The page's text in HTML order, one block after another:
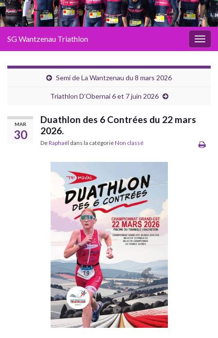
SG Wantzenau Triathlon
Semi de La Wantzenau du 8 mars 2026
Triathlon D’Obernai 6 et 7 juin 2026
MAR
30
Duathlon des 6 Contrées du 22 mars
2026.
DeRaphaël dans la catégorieNon classé